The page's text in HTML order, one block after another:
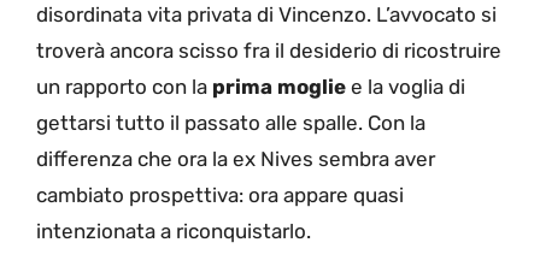
disordinata vita privata di Vincenzo. L’avvocato si
troverà ancora scisso fra il desiderio di ricostruire
un rapporto con la prima moglie e la voglia di
gettarsi tutto il passato alle spalle. Con la
differenza che ora la ex Nives sembra aver
cambiato prospettiva: ora appare quasi
intenzionata a riconquistarlo.